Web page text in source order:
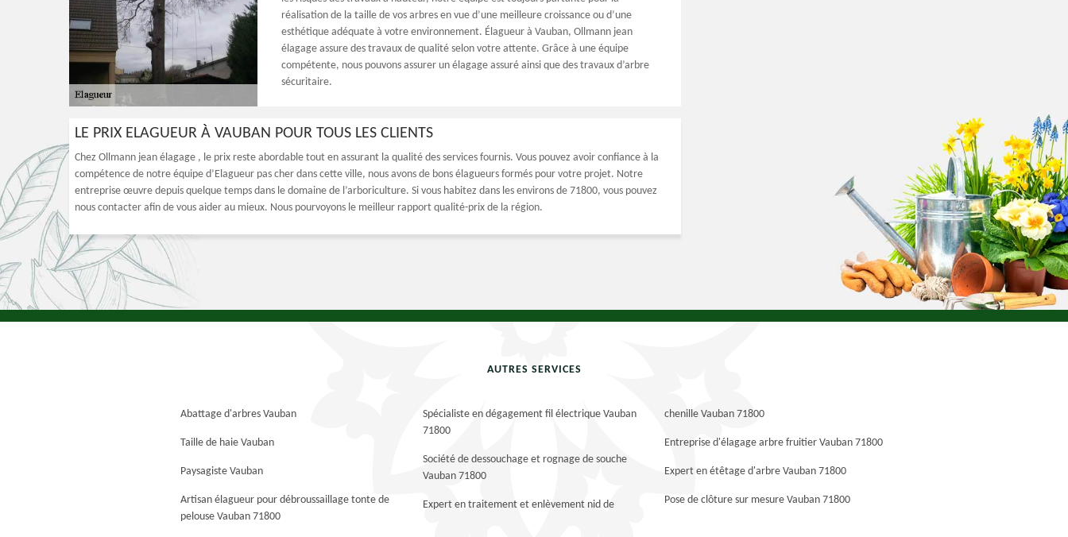
réalisation de la taille de vos arbres en vue d’une meilleure croissance ou d’une
esthétique adéquate à votre environnement. Élagueur à Vauban, Ollmann jean
élagage assure des travaux de qualité selon votre attente. Grâce à une équipe
compétente, nous pouvons assurer un élagage assuré ainsi que des travaux d’arbre
sécuritaire.
LE PRIX ELAGUEUR À VAUBAN POUR TOUS LES CLIENTS
Chez Ollmann jean élagage , le prix reste abordable tout en assurant la qualité des services fournis. Vous pouvez avoir confiance à la
compétence de notre équipe d’Elagueur pas cher dans cette ville, nous avons de bons élagueurs formés pour votre projet. Notre
entreprise œuvre depuis quelque temps dans le domaine de l’arboriculture. Si vous habitez dans les environs de 71800, vous pouvez
nous contacter afin de vous aider au mieux. Nous pourvoyons le meilleur rapport qualité-prix de la région.
AUTRES SERVICES
Abattage d'arbres Vauban
Taille de haie Vauban
Paysagiste Vauban
Artisan élagueur pour débroussaillage tonte de
pelouse Vauban 71800
Spécialiste en dégagement fil électrique Vauban
71800
Société de dessouchage et rognage de souche
Vauban 71800
Expert en traitement et enlèvement nid de
chenille Vauban 71800
Entreprise d'élagage arbre fruitier Vauban 71800
Expert en étêtage d'arbre Vauban 71800
Pose de clôture sur mesure Vauban 71800